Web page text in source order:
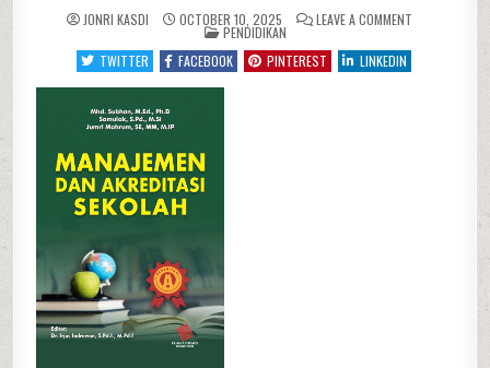
JONRI KASDI OCTOBER 10, 2025 LEAVE A COMMENT
POSTED
IN
PENDIDIKAN
TWITTER
FACEBOOK PINTEREST LINKEDIN